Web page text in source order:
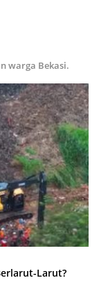
warga Bekasi.
Larut?